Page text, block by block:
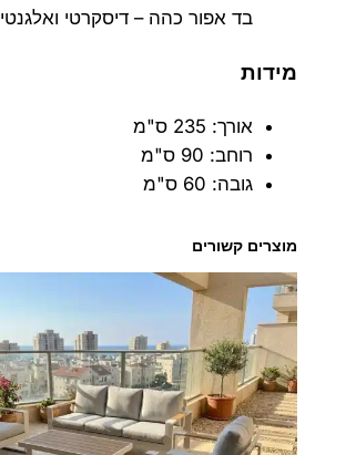
בד אפור כהה – דיסקרטי ואלגנטי
מידות
אורך: 235 ס"מ
רוחב: 90 ס"מ
גובה: 60 ס"מ
מוצרים קשורים